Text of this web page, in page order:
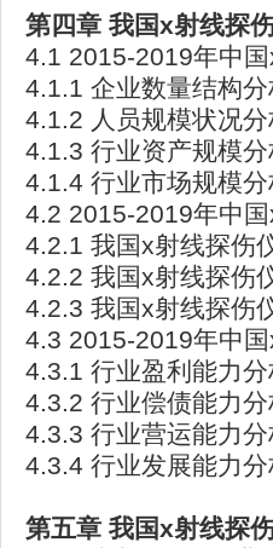
第四章 我国x射线探
4.1 2015-2019年中
4.1.1 企业数量结构分
4.1.2 人员规模状况分
4.1.3 行业资产规模分
4.1.4 行业市场规模分
4.2 2015-2019年中
4.2.1 我国x射线探伤
4.2.2 我国x射线探伤
4.2.3 我国x射线探伤
4.3 2015-2019年中
4.3.1 行业盈利能力分
4.3.2 行业偿债能力分
4.3.3 行业营运能力分
4.3.4 行业发展能力分
第五章 我国x射线探